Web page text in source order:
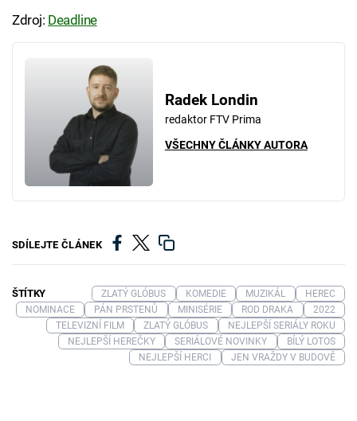
Zdroj: Deadline
Radek Londin
redaktor FTV Prima
VŠECHNY ČLÁNKY AUTORA
SDÍLEJTE ČLÁNEK
ŠTÍTKY ZLATÝ GLÓBUS KOMEDIE MUZIKÁL
HEREC
NOMINACE
PÁN PRSTENŮ MINISÉRIE ROD DRAKA
2022
TELEVIZNÍ FILM
ZLATÝ GLÓBUS
NEJLEPŠÍ SERIÁLY ROKU
NEJLEPŠÍ HEREČKY
SERIÁLOVÉ NOVINKY
BÍLÝ LOTOS
NEJLEPŠÍ HERCI
JEN VRAŽDY V BUDOVĚ